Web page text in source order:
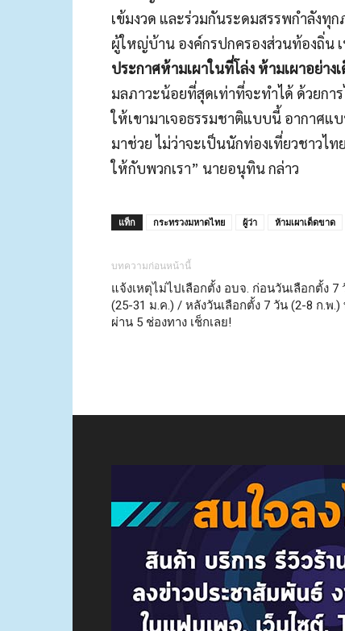
เข้มงวด และร่วมกันระดมสรรพกำลังทุ
ผู้ใหญ่บ้าน องค์กรปกครองส่วนท้องถิ่น
ประกาศห้ามเผาในที่โล่ง ห้ามเผาอย่าง
มลภาวะน้อยที่สุดเท่าที่จะทำได้ ด้วยกา
ให้เขามาเจอธรรมชาติแบบนี้ อากาศแ
มาช่วย ไม่ว่าจะเป็นนักท่องเที่ยวชาวไ
ให้กับพวกเรา” นายอนุทิน กล่าว
แท็ก กระทรวงมหาดไทย ผู้ว่า ห้ามเผาเด็ดขาด
บทความก่อนหน้านี้
แจ้งเหตุไม่ไปเลือกตั้ง อบจ. ก่อนวันเลือกตั้ง 7
(25-31 ม.ค.) / หลังวันเลือกตั้ง 7 วัน (2-8 ก.พ.)
ผ่าน 5 ช่องทาง เช็กเลย!